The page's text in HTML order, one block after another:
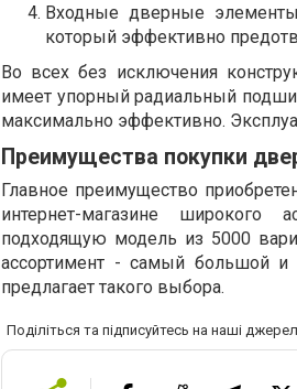
Входные дверные
который эффективно
Во всех без исключения
имеет упорный радиальный
максимально эффективно.
Преимущества покупки
Главное преимущество
интернет-магазине широкого
подходящую модель из 5000
ассортимент - самый большой и
предлагает такого выбора.
Поділіться та підписуйтесь на наші